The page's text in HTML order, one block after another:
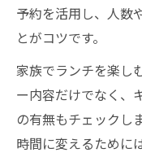
予約を活用し、人数
とがコツです。
家族でランチを楽し
ー内容だけでなく、
の有無もチェックし
時間に変えるために